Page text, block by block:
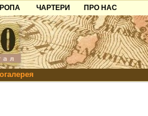
ЧАРТЕРИ
ПРО НАС
Контакти
Партнерам
Додати готель